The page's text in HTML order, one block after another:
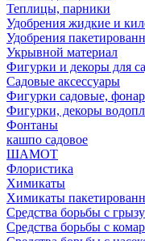
Теплицы, парники
Удобрения жидкие и
Удобрения
Укрывной материал
Фигурки и декоры для
Садовые аксессуары
Фигурки садовые,
Фигурки, декоры
Фонтаны
кашпо садовое
ШАМОТ
Флористика
Химикаты
Химикаты
Средства борьбы с
Средства борьбы с